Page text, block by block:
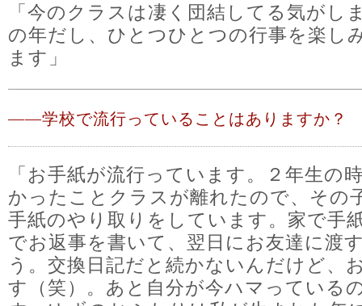
「今のクラスは凄く団結してる気がし
の年だし、ひとつひとつの行事を楽し
ます」
――学校で流行っていることはありますか？
「お手紙が流行っています。２年生の
かったことクラスが離れたので、その
手紙のやり取りをしています。家で手
でお返事を書いて、翌日にお友達に渡
う。交換日記だと続かないんだけど、
す（笑）。あと自分が今ハマっている